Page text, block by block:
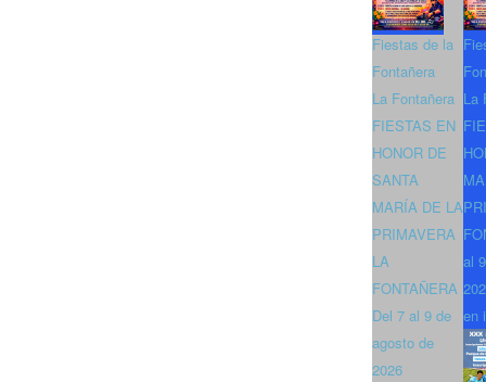
Fiestas de la
Fontañera
La Fontañera
FIESTAS EN
HONOR DE
SANTA
MARÍA DE LA
PRIMAVERA
LA
FONTAÑERA
Del 7 al 9 de
agosto de
2026
La
al
en